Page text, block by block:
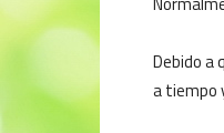
Debido a
a tiempo